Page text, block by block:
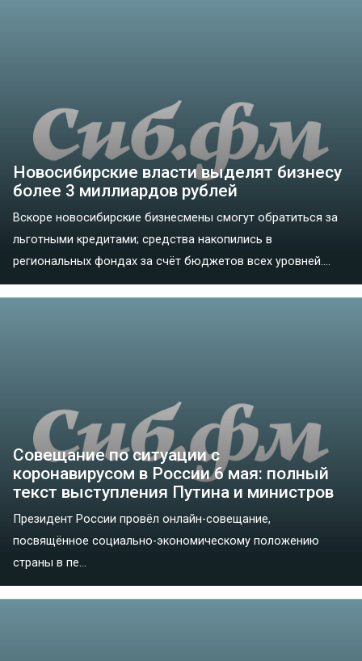
Новосибирские власти выделят бизнесу
более 3 миллиардов рублей
Вскоре новосибирские бизнесмены смогут обратиться за
льготными кредитами; средства накопились в
региональных фондах за счёт бюджетов всех уровней....
Совещание по ситуации с
коронавирусом в России 6 мая: полный
текст выступления Путина и министров
Президент России провёл онлайн-совещание,
посвящённое социально-экономическому положению
страны в пе...